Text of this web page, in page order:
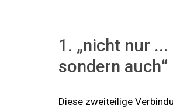
1. „nicht nur ...
sondern auch“
Diese zweiteilige